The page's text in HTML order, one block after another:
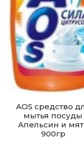
AOS средство
мытья посуды
Апельсин и
900гр